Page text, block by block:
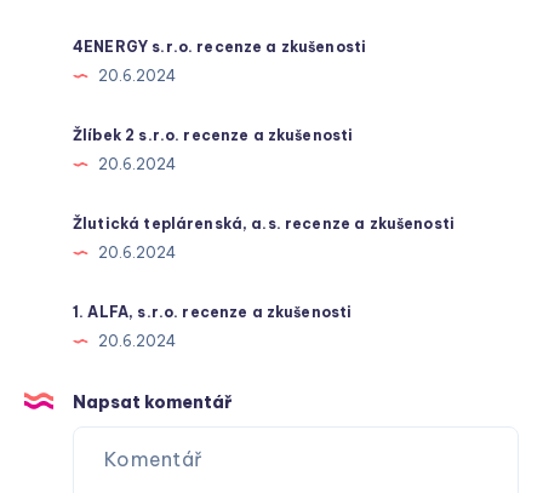
4ENERGY s.r.o. recenze a zkušenosti
20.6.2024
Žlíbek 2 s.r.o. recenze a zkušenosti
20.6.2024
Žlutická teplárenská, a.s. recenze a zkušenosti
20.6.2024
1. ALFA, s.r.o. recenze a zkušenosti
20.6.2024
Napsat komentář